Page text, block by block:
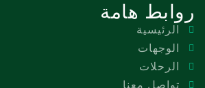
روابط هامة
الرئيسية
الوجهات
الرحلات
تواصل معنا